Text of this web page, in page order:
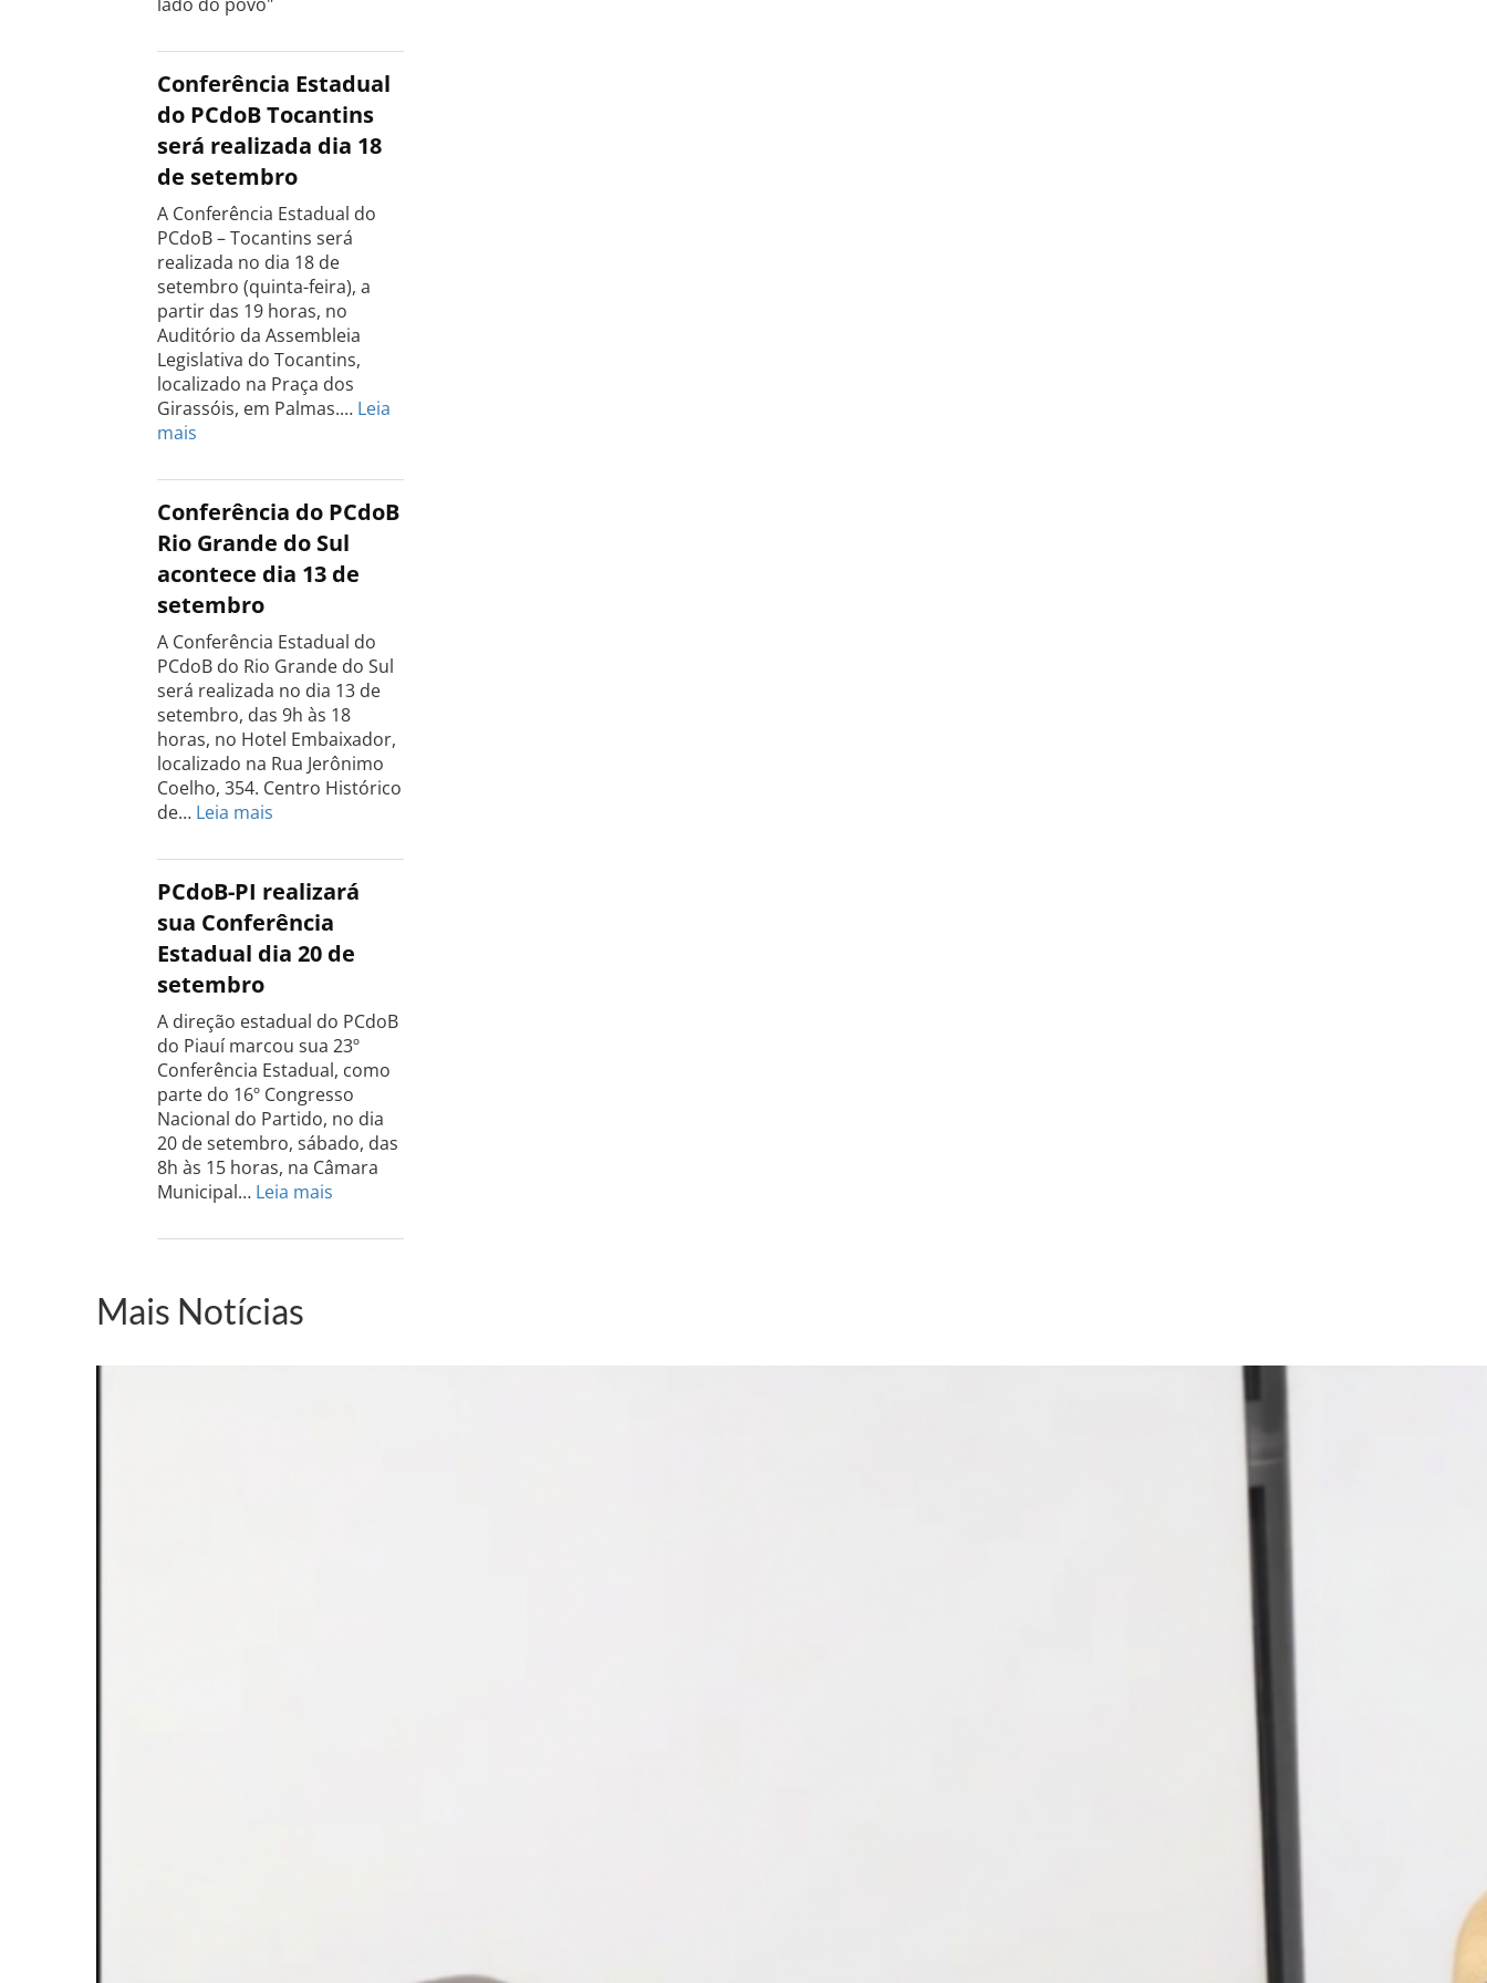
Conferência Estadual
do PCdoB Tocantins
será realizada dia 18
de setembro
A Conferência Estadual do
PCdoB – Tocantins será
realizada no dia 18 de
setembro (quinta-feira), a
partir das 19 horas, no
Auditório da Assembleia
Legislativa do Tocantins,
localizado na Praça dos
Girassóis, em Palmas.… Leia
mais
Estadual
do
Tocantins
será
realizada
18
de
setembro
Conferência do PCdoB
Rio Grande do Sul
acontece dia 13 de
setembro
A Conferência Estadual do
PCdoB do Rio Grande do Sul
será realizada no dia 13 de
setembro, das 9h às 18
horas, no Hotel Embaixador,
localizado na Rua Jerônimo
Coelho, 354. Centro Histórico
de… Leia mais
do
PCdoB
Rio
Grande
do
dia
13
de
setembro
PCdoB-PI realizará
sua Conferência
Estadual dia 20 de
setembro
A direção estadual do PCdoB
do Piauí marcou sua 23º
Conferência Estadual, como
parte do 16º Congresso
Nacional do Partido, no dia
20 de setembro, sábado, das
8h às 15 horas, na Câmara
Municipal… Leia mais
PI
Mais Notícias